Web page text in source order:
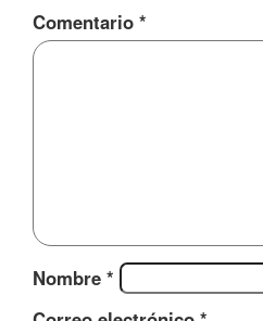
Comentario *
Nombre *